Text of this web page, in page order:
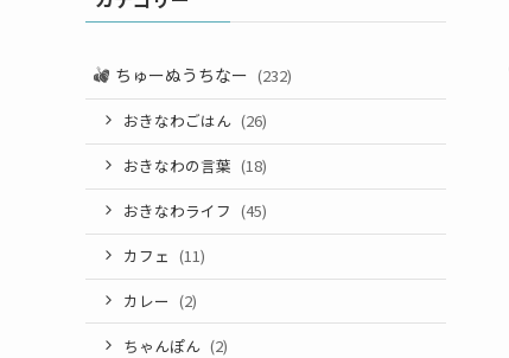
ちゅーぬうちなー (232)
おきなわごはん (26)
おきなわの言葉 (18)
おきなわライフ (45)
カフェ (11)
カレー (2)
ちゃんぽん (2)